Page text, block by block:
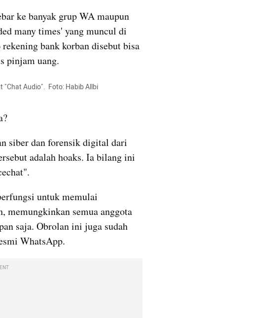
ke banyak grup WA maupun
many times' yang muncul di
bank korban disebut bisa
pinjam uang.
Audio".  Foto: Habib Allbi
siber dan forensik digital dari
adalah hoaks. Ia bilang ini
untuk memulai
memungkinkan semua anggota
saja. Obrolan ini juga sudah
WhatsApp.